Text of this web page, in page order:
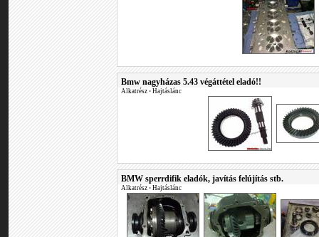
Bmw nagyházas 5.43 végáttétel eladó!!
Alkatrész • Hajtáslánc
BMW sperrdifik eladók, javítás felújítás stb.
Alkatrész • Hajtáslánc